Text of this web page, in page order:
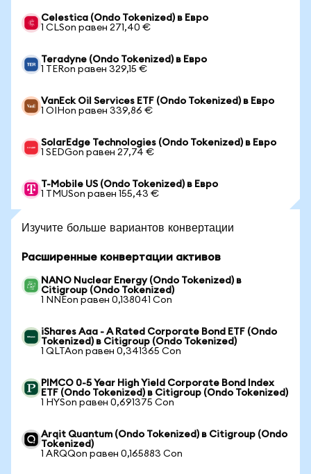
Celestica (Ondo Tokenized) в Евро
1 CLSon равен 271,40 €
Teradyne (Ondo Tokenized) в Евро
1 TERon равен 329,15 €
VanEck Oil Services ETF (Ondo Tokenized) в Евро
1 OIHon равен 339,86 €
SolarEdge Technologies (Ondo Tokenized) в Евро
1 SEDGon равен 27,74 €
T-Mobile US (Ondo Tokenized) в Евро
1 TMUSon равен 155,43 €
Изучите больше вариантов конвертации
Расширенные конвертации активов
NANO Nuclear Energy (Ondo Tokenized) в
Citigroup (Ondo Tokenized)
1 NNEon равен 0,138041 Con
iShares Aaa - A Rated Corporate Bond ETF (Ondo
Tokenized) в Citigroup (Ondo Tokenized)
1 QLTAon равен 0,341365 Con
PIMCO 0-5 Year High Yield Corporate Bond Index
ETF (Ondo Tokenized) в Citigroup (Ondo Tokenized)
1 HYSon равен 0,691375 Con
Arqit Quantum (Ondo Tokenized) в Citigroup (Ondo
Tokenized)
1 ARQQon равен 0,165883 Con